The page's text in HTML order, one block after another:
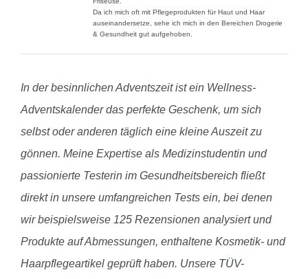
Da ich mich oft mit Pflegeprodukten für Haut und Haar
auseinandersetze, sehe ich mich in den Bereichen Drogerie
& Gesundheit gut aufgehoben.
In der besinnlichen Adventszeit ist ein Wellness-
Adventskalender das perfekte Geschenk, um sich
selbst oder anderen täglich eine kleine Auszeit zu
gönnen. Meine Expertise als Medizinstudentin und
passionierte Testerin im Gesundheitsbereich fließt
direkt in unsere umfangreichen Tests ein, bei denen
wir beispielsweise 125 Rezensionen analysiert und
Produkte auf Abmessungen, enthaltene Kosmetik- und
Haarpflegeartikel geprüft haben. Unsere TÜV-